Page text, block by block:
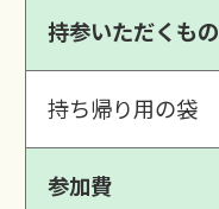
持参いただくもの
持ち帰り用の袋
参加費